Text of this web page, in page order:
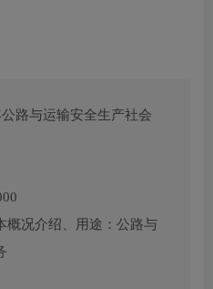
路与运输安全生产社会
况介绍、用途： 公路与